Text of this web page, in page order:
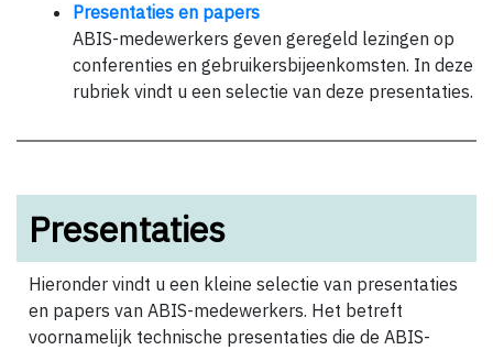
Presentaties en papers
ABIS-medewerkers geven geregeld lezingen op
conferenties en gebruikersbijeenkomsten. In deze
rubriek vindt u een selectie van deze presentaties.
Presentaties
Hieronder vindt u een kleine selectie van presentaties
en papers van ABIS-medewerkers. Het betreft
voornamelijk technische presentaties die de ABIS-